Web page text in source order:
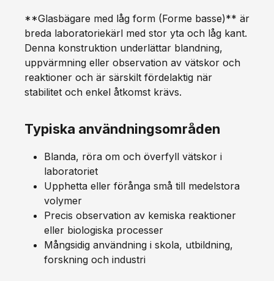
**Glasbägare med låg form (Forme basse)** är
breda laboratoriekärl med stor yta och låg kant.
Denna konstruktion underlättar blandning,
uppvärmning eller observation av vätskor och
reaktioner och är särskilt fördelaktig när
stabilitet och enkel åtkomst krävs.
Typiska användningsområden
Blanda, röra om och överfyll vätskor i
laboratoriet
Upphetta eller förånga små till medelstora
volymer
Precis observation av kemiska reaktioner
eller biologiska processer
Mångsidig användning i skola, utbildning,
forskning och industri